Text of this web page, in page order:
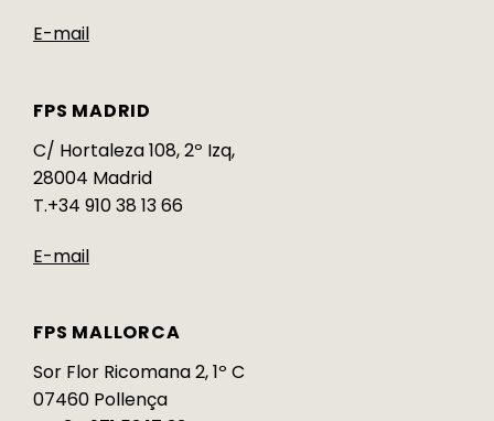
E-mail
FPS MADRID
C/ Hortaleza 108, 2º Izq,
28004 Madrid
T.+34 910 38 13 66
E-mail
FPS MALLORCA
Sor Flor Ricomana 2, 1º C
07460 Pollença